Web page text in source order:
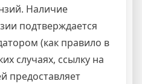
Наличие
подтверждается
(как правило в
случаях, ссылку на
предоставляет